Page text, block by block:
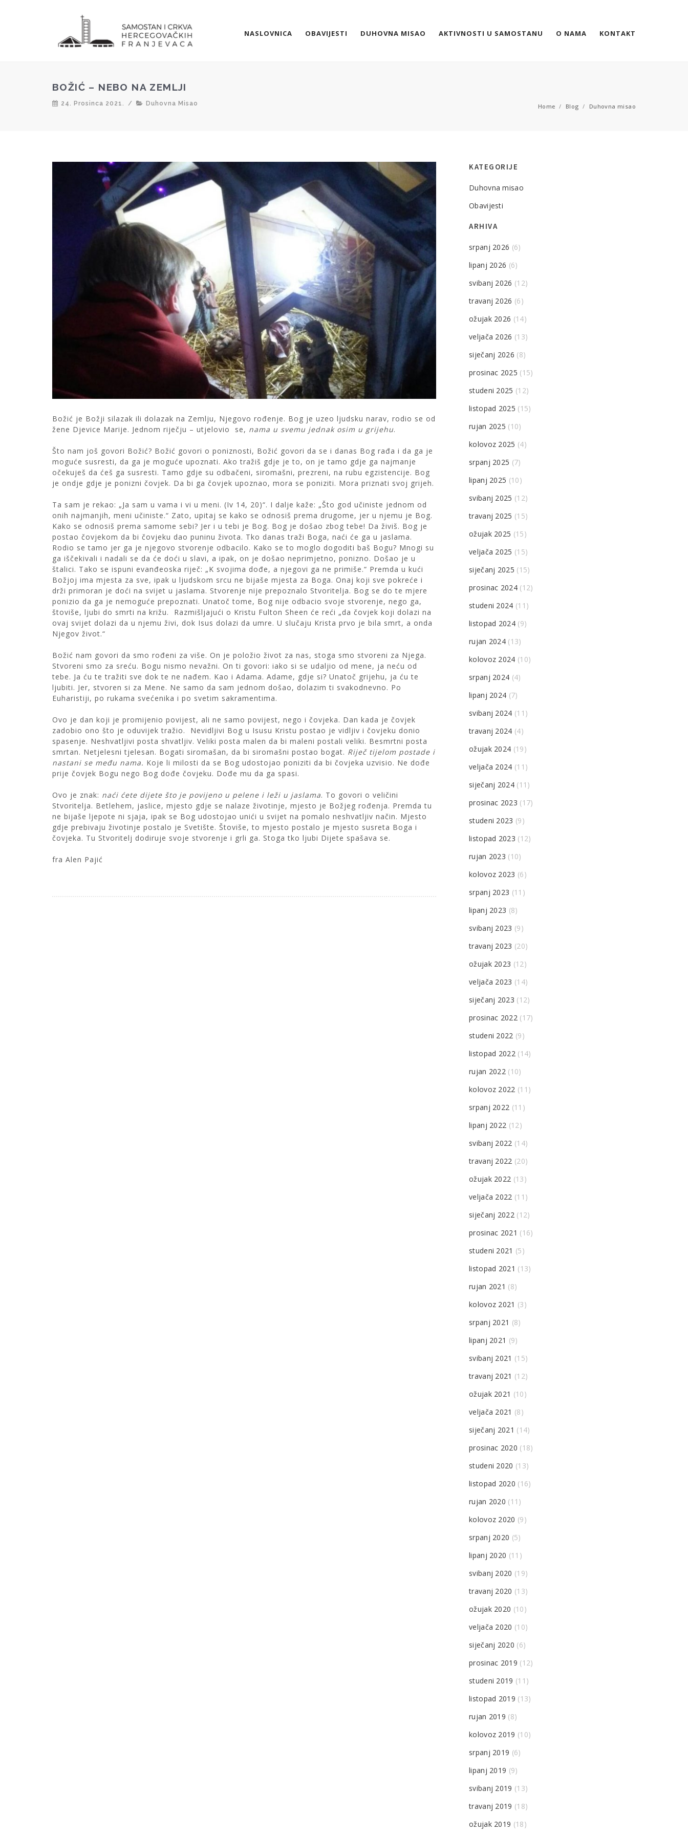
NASLOVNICA OBAVIJESTI DUHOVNA MISAO AKTIVNOSTI U SAMOSTANU O NAMA KONTAKT
BOŽIĆ – NEBO NA ZEMLJI
24. Prosinca 2021. / Duhovna Misao Home / Blog / Duhovna misao
Božić je Božji silazak ili dolazak na Zemlju, Njegovo rođenje. Bog je uzeo ljudsku narav, rodio se od
žene Djevice Marije. Jednom riječju – utjelovio se, nama u svemu jednak osim u grijehu.
Što nam još govori Božić? Božić govori o poniznosti, Božić govori da se i danas Bog rađa i da ga je
moguće susresti, da ga je moguće upoznati. Ako tražiš gdje je to, on je tamo gdje ga najmanje
očekuješ da ćeš ga susresti. Tamo gdje su odbačeni, siromašni, prezreni, na rubu egzistencije. Bog
je ondje gdje je ponizni čovjek. Da bi ga čovjek upoznao, mora se poniziti. Mora priznati svoj grijeh.
Ta sam je rekao: „Ja sam u vama i vi u meni. (Iv 14, 20)“. I dalje kaže: „Što god učiniste jednom od
onih najmanjih, meni učiniste.“ Zato, upitaj se kako se odnosiš prema drugome, jer u njemu je Bog.
Kako se odnosiš prema samome sebi? Jer i u tebi je Bog. Bog je došao zbog tebe! Da živiš. Bog je
postao čovjekom da bi čovjeku dao puninu života. Tko danas traži Boga, naći će ga u jaslama.
Rodio se tamo jer ga je njegovo stvorenje odbacilo. Kako se to moglo dogoditi baš Bogu? Mnogi su
ga iščekivali i nadali se da će doći u slavi, a ipak, on je došao neprimjetno, ponizno. Došao je u
štalici. Tako se ispuni evanđeoska riječ: „K svojima dođe, a njegovi ga ne primiše.“ Premda u kući
Božjoj ima mjesta za sve, ipak u ljudskom srcu ne bijaše mjesta za Boga. Onaj koji sve pokreće i
drži primoran je doći na svijet u jaslama. Stvorenje nije prepoznalo Stvoritelja. Bog se do te mjere
ponizio da ga je nemoguće prepoznati. Unatoč tome, Bog nije odbacio svoje stvorenje, nego ga,
štoviše, ljubi do smrti na križu. Razmišljajući o Kristu Fulton Sheen će reći „da čovjek koji dolazi na
ovaj svijet dolazi da u njemu živi, dok Isus dolazi da umre. U slučaju Krista prvo je bila smrt, a onda
Njegov život.“
Božić nam govori da smo rođeni za više. On je položio život za nas, stoga smo stvoreni za Njega.
Stvoreni smo za sreću. Bogu nismo nevažni. On ti govori: iako si se udaljio od mene, ja neću od
tebe. Ja ću te tražiti sve dok te ne nađem. Kao i Adama. Adame, gdje si? Unatoč grijehu, ja ću te
ljubiti. Jer, stvoren si za Mene. Ne samo da sam jednom došao, dolazim ti svakodnevno. Po
Euharistiji, po rukama svećenika i po svetim sakramentima.
Ovo je dan koji je promijenio povijest, ali ne samo povijest, nego i čovjeka. Dan kada je čovjek
zadobio ono što je oduvijek tražio. Nevidljivi Bog u Isusu Kristu postao je vidljiv i čovjeku donio
spasenje. Neshvatljivi posta shvatljiv. Veliki posta malen da bi maleni postali veliki. Besmrtni posta
smrtan. Netjelesni tjelesan. Bogati siromašan, da bi siromašni postao bogat. Riječ tijelom postade i
nastani se među nama. Koje li milosti da se Bog udostojao poniziti da bi čovjeka uzvisio. Ne dođe
prije čovjek Bogu nego Bog dođe čovjeku. Dođe mu da ga spasi.
Ovo je znak: naći ćete dijete što je povijeno u pelene i leži u jaslama. To govori o veličini
Stvoritelja. Betlehem, jaslice, mjesto gdje se nalaze životinje, mjesto je Božjeg rođenja. Premda tu
ne bijaše ljepote ni sjaja, ipak se Bog udostojao unići u svijet na pomalo neshvatljiv način. Mjesto
gdje prebivaju životinje postalo je Svetište. Štoviše, to mjesto postalo je mjesto susreta Boga i
čovjeka. Tu Stvoritelj dodiruje svoje stvorenje i grli ga. Stoga tko ljubi Dijete spašava se.
fra Alen Pajić
KATEGORIJE
Duhovna misao
Obavijesti
ARHIVA
srpanj 2026 (6)
lipanj 2026 (6)
svibanj 2026 (12)
travanj 2026 (6)
ožujak 2026 (14)
veljača 2026 (13)
siječanj 2026 (8)
prosinac 2025 (15)
studeni 2025 (12)
listopad 2025 (15)
rujan 2025 (10)
kolovoz 2025 (4)
srpanj 2025 (7)
lipanj 2025 (10)
svibanj 2025 (12)
travanj 2025 (15)
ožujak 2025 (15)
veljača 2025 (15)
siječanj 2025 (15)
prosinac 2024(12)
studeni 2024 (11)
listopad 2024(9)
rujan 2024 (13)
kolovoz 2024 (10)
srpanj 2024 (4)
lipanj 2024 (7)
svibanj 2024 (11)
travanj 2024 (4)
ožujak 2024 (19)
veljača 2024 (11)
siječanj 2024(11)
prosinac 2023 (17)
studeni 2023 (9)
listopad 2023 (12)
rujan 2023 (10)
kolovoz 2023 (6)
srpanj 2023 (11)
lipanj 2023 (8)
svibanj 2023 (9)
travanj 2023 (20)
ožujak 2023 (12)
veljača 2023 (14)
siječanj 2023 (12)
prosinac 2022 (17)
studeni 2022 (9)
listopad 2022 (14)
rujan 2022 (10)
kolovoz 2022 (11)
srpanj 2022 (11)
lipanj 2022 (12)
svibanj 2022 (14)
travanj 2022 (20)
ožujak 2022 (13)
veljača 2022 (11)
siječanj 2022 (12)
prosinac 2021 (16)
studeni 2021 (5)
listopad 2021 (13)
rujan 2021 (8)
kolovoz 2021 (3)
srpanj 2021 (8)
lipanj 2021 (9)
svibanj 2021 (15)
travanj 2021 (12)
ožujak 2021 (10)
veljača 2021 (8)
siječanj 2021 (14)
prosinac 2020 (18)
studeni 2020 (13)
listopad 2020 (16)
rujan 2020 (11)
kolovoz 2020 (9)
srpanj 2020 (5)
lipanj 2020 (11)
svibanj 2020 (19)
travanj 2020 (13)
ožujak 2020 (10)
veljača 2020 (10)
siječanj 2020 (6)
prosinac 2019 (12)
studeni 2019 (11)
listopad 2019 (13)
rujan 2019 (8)
kolovoz 2019 (10)
srpanj 2019 (6)
lipanj 2019 (9)
svibanj 2019 (13)
travanj 2019 (18)
ožujak 2019 (18)